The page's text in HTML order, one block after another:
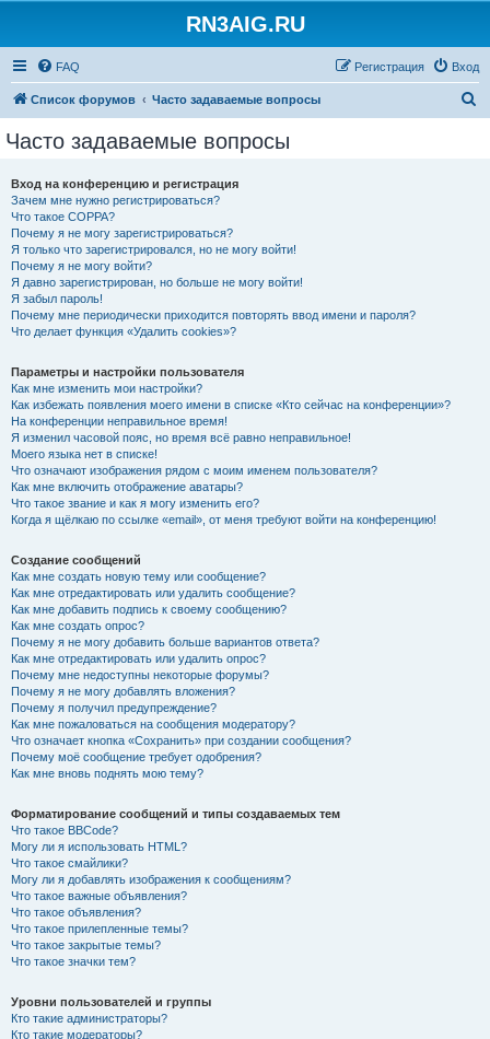
RN3AIG.RU
FAQ Вход
Регистрация
Список форумов Часто задаваемые вопросы
Часто задаваемые вопросы
Вход на конференцию и регистрация
Зачем мне нужно регистрироваться?
Что такое COPPA?
Почему я не могу зарегистрироваться?
Я только что зарегистрировался, но не могу войти!
Почему я не могу войти?
Я давно зарегистрирован, но больше не могу войти!
Я забыл пароль!
Почему мне периодически приходится повторять ввод имени и пароля?
Что делает функция «Удалить cookies»?
Параметры и настройки пользователя
Как мне изменить мои настройки?
Как избежать появления моего имени в списке «Кто сейчас на конференции»?
На конференции неправильное время!
Я изменил часовой пояс, но время всё равно неправильное!
Моего языка нет в списке!
Что означают изображения рядом с моим именем пользователя?
Как мне включить отображение аватары?
Что такое звание и как я могу изменить его?
Когда я щёлкаю по ссылке «email», от меня требуют войти на конференцию!
Создание сообщений
Как мне создать новую тему или сообщение?
Как мне отредактировать или удалить сообщение?
Как мне добавить подпись к своему сообщению?
Как мне создать опрос?
Почему я не могу добавить больше вариантов ответа?
Как мне отредактировать или удалить опрос?
Почему мне недоступны некоторые форумы?
Почему я не могу добавлять вложения?
Почему я получил предупреждение?
Как мне пожаловаться на сообщения модератору?
Что означает кнопка «Сохранить» при создании сообщения?
Почему моё сообщение требует одобрения?
Как мне вновь поднять мою тему?
Форматирование сообщений и типы создаваемых тем
Что такое BBCode?
Могу ли я использовать HTML?
Что такое смайлики?
Могу ли я добавлять изображения к сообщениям?
Что такое важные объявления?
Что такое объявления?
Что такое прилепленные темы?
Что такое закрытые темы?
Что такое значки тем?
Уровни пользователей и группы
Кто такие администраторы?
Кто такие модераторы?